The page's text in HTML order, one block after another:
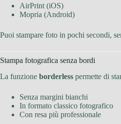
AirPrint (iOS)
Mopria (Android)
Puoi stampare foto in pochi secondi,
Stampa fotografica senza bordi
La funzione borderless permette di
Senza margini bianchi
In formato classico fotografico
Con resa più professionale